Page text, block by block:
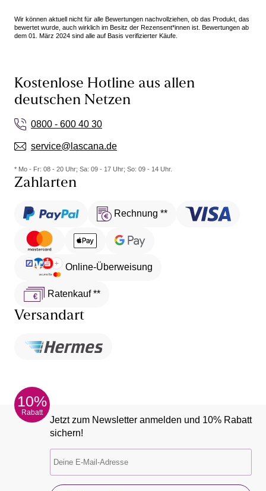
Wir können aktuell nicht für alle Bewertungen nachvollziehen, ob das Produkt, das
bewertet wurde, auch wirklich im Besitz der Rezensent*innen ist. Bewertungen ab
dem 01. März 2024 sind alle auf Basis verifizierter Käufe.
Kostenlose Hotline aus allen
deutschen Netzen
0800 - 600 40 30
service@lascana.de
* Mo - Fr: 08 - 20 Uhr; Sa: 09 - 17 Uhr; So: 09 - 14 Uhr.
Zahlarten
Rechnung **
Online-Überweisung
Ratenkauf **
Versandart
10%
Rabatt
Jetzt zum Newsletter anmelden und 10% Rabatt
sichern!